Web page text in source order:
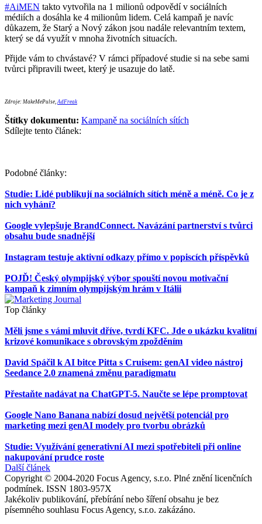
#AiMEN takto vytvořila na 1 milionů odpovědí v sociálních
médiích a dosáhla ke 4 milionům lidem. Celá kampaň je navíc
důkazem, že Starý a Nový zákon jsou nadále relevantním textem,
který se dá využít v mnoha životních situacích.
Přijde vám to chvástavé? V rámci případové studie si na sebe sami
tvůrci připravili tweet, který je usazuje do latě.
Zdroje: MakeMePulse,AdFreak
Štítky dokumentu: Kampaně na sociálních sítích
Sdílejte tento článek:
Podobné články:
Studie: Lidé publikují na sociálních sítích méně a méně. Co je z
nich vyhání?
Google vylepšuje BrandConnect. Navázání partnerství s tvůrci
obsahu bude snadnější
Instagram testuje aktivní odkazy přímo v popiscích příspěvků
POJĎ! Český olympijský výbor spouští novou motivační
kampaň k zimním olympijským hrám v Itálii
Top články
Měli jsme s vámi mluvit dříve, tvrdí KFC. Jde o ukázku kvalitní
krizové komunikace s obrovským zpožděním
David Spáčil k AI bitce Pitta s Cruisem: genAI video nástroj
Seedance 2.0 znamená změnu paradigmatu
Přestaňte nadávat na ChatGPT-5. Naučte se lépe promptovat
Google Nano Banana nabízí dosud největší potenciál pro
marketing mezi genAI modely pro tvorbu obrázků
Studie: Využívání generativní AI mezi spotřebiteli při online
nakupování prudce roste
Další článek
Copyright © 2004-2020 Focus Agency, s.r.o. Plné znění licenčních
podmínek. ISSN 1803-957X
Jakékoliv publikování, přebírání nebo šíření obsahu je bez
písemného souhlasu Focus Agency, s.r.o. zakázáno.